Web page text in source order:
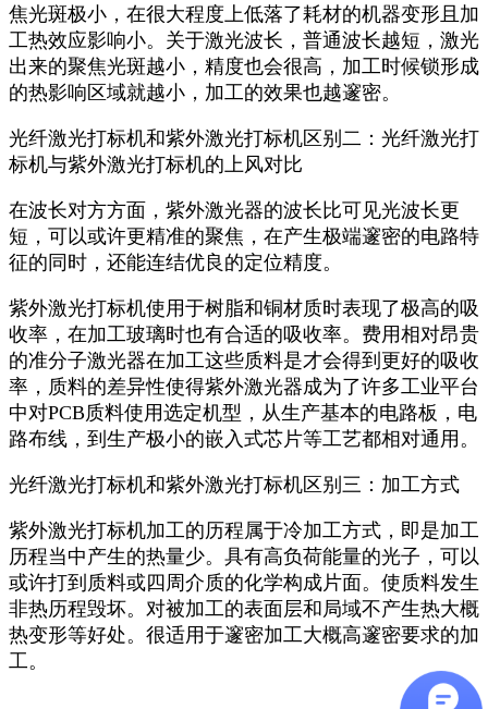
焦光斑极小，在很大程度上低落了耗材的机器变形且加
工热效应影响小。关于激光波长，普通波长越短，激光
出来的聚焦光斑越小，精度也会很高，加工时候锁形成
的热影响区域就越小，加工的效果也越邃密。
光纤激光打标机和紫外激光打标机区别二：光纤激光打
标机与紫外激光打标机的上风对比
在波长对方方面，紫外激光器的波长比可见光波长更
短，可以或许更精准的聚焦，在产生极端邃密的电路特
征的同时，还能连结优良的定位精度。
紫外激光打标机使用于树脂和铜材质时表现了极高的吸
收率，在加工玻璃时也有合适的吸收率。费用相对昂贵
的准分子激光器在加工这些质料是才会得到更好的吸收
率，质料的差异性使得紫外激光器成为了许多工业平台
中对PCB质料使用选定机型，从生产基本的电路板，电
路布线，到生产极小的嵌入式芯片等工艺都相对通用。
光纤激光打标机和紫外激光打标机区别三：加工方式
紫外激光打标机加工的历程属于冷加工方式，即是加工
历程当中产生的热量少。具有高负荷能量的光子，可以
或许打到质料或四周介质的化学构成片面。使质料发生
非热历程毁坏。对被加工的表面层和局域不产生热大概
热变形等好处。很适用于邃密加工大概高邃密要求的加
工。